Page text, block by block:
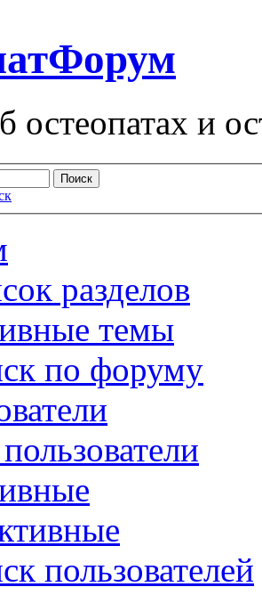
остеопатах и
разделов
темы
по форуму
пользователей